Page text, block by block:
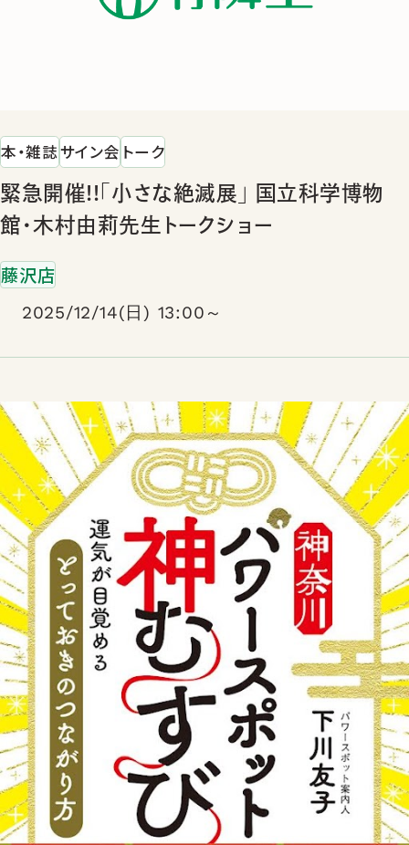
本・雑誌サイン会 トーク
緊急開催!!「小さな絶滅展」 国立科学博物
館・木村由莉先生トークショー
藤沢店
2025/12/14(日) 13:00～